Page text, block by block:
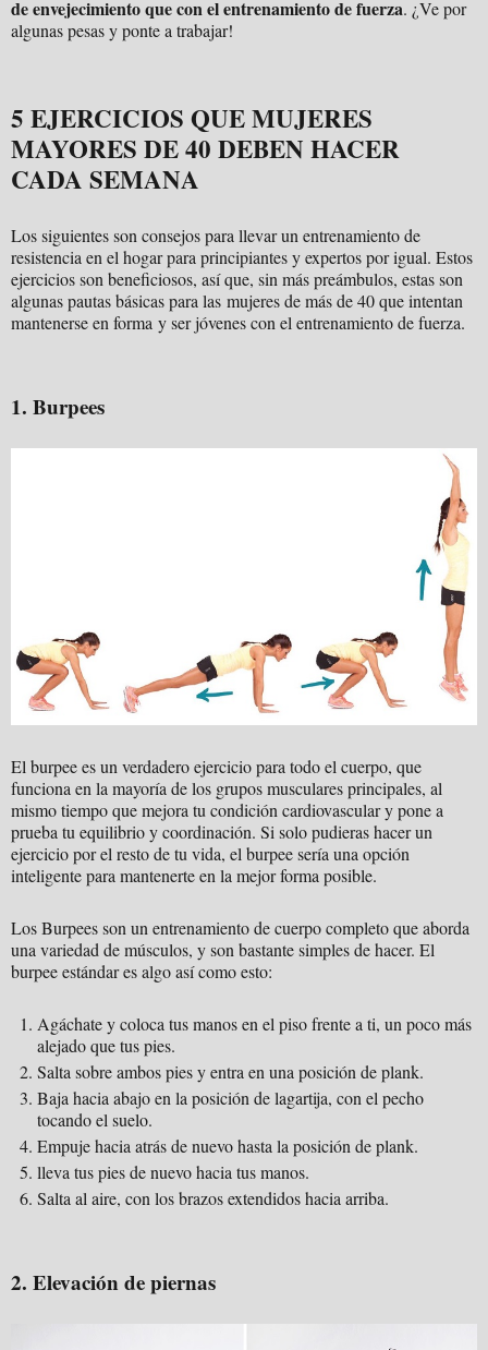
de envejecimiento que con el entrenamiento de fuerza. ¿Ve por
algunas pesas y ponte a trabajar!
5 EJERCICIOS QUE MUJERES
MAYORES DE 40 DEBEN HACER
CADA SEMANA
Los siguientes son consejos para llevar un entrenamiento de
resistencia en el hogar para principiantes y expertos por igual. Estos
ejercicios son beneficiosos, así que, sin más preámbulos, estas son
algunas pautas básicas para las mujeres de más de 40 que intentan
mantenerse en forma y ser jóvenes con el entrenamiento de fuerza.
1. Burpees
El burpee es un verdadero ejercicio para todo el cuerpo, que
funciona en la mayoría de los grupos musculares principales, al
mismo tiempo que mejora tu condición cardiovascular y pone a
prueba tu equilibrio y coordinación. Si solo pudieras hacer un
ejercicio por el resto de tu vida, el burpee sería una opción
inteligente para mantenerte en la mejor forma posible.
Los Burpees son un entrenamiento de cuerpo completo que aborda
una variedad de músculos, y son bastante simples de hacer. El
burpee estándar es algo así como esto:
Agáchate y coloca tus manos en el piso frente a ti, un poco más
alejado que tus pies.
Salta sobre ambos pies y entra en una posición de plank.
Baja hacia abajo en la posición de lagartija, con el pecho
tocando el suelo.
Empuje hacia atrás de nuevo hasta la posición de plank.
lleva tus pies de nuevo hacia tus manos.
Salta al aire, con los brazos extendidos hacia arriba.
2. Elevación de piernas